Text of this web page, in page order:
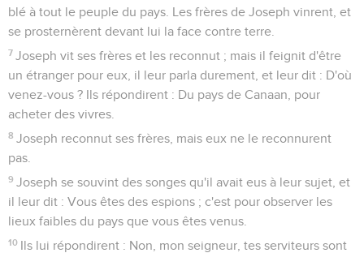
blé à tout le peuple du pays. Les frères de Joseph vinrent, et
se prosternèrent devant lui la face contre terre.
7 Joseph vit ses frères et les reconnut ; mais il feignit d'être
un étranger pour eux, il leur parla durement, et leur dit : D'où
venez-vous ? Ils répondirent : Du pays de Canaan, pour
acheter des vivres.
8 Joseph reconnut ses frères, mais eux ne le reconnurent
pas.
9 Joseph se souvint des songes qu'il avait eus à leur sujet, et
il leur dit : Vous êtes des espions ; c'est pour observer les
lieux faibles du pays que vous êtes venus.
10 Ils lui répondirent : Non, mon seigneur, tes serviteurs sont